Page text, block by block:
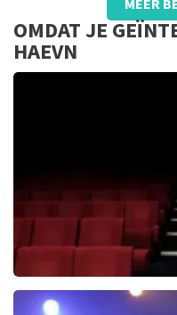
Helemaal goed
MEER
OMDAT JE
HAEVN
Herman Van Veen